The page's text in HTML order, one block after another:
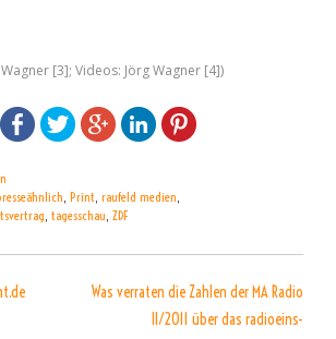
[3]; Videos: Jörg Wagner [4])
, Print, raufeld medien,
, tagesschau, ZDF
Was verraten die Zahlen der MA Radio
II/2011 über das radioeins-